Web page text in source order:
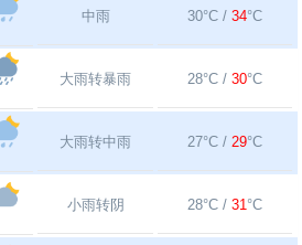
中雨 30°C / 34°C
大雨转暴雨 28°C / 30°C
大雨转中雨 27°C / 29°C
小雨转阴 28°C / 31°C